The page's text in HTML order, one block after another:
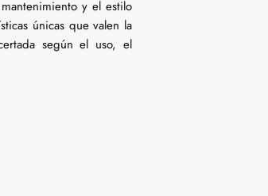
y el estilo
únicas que valen la
según el uso, el